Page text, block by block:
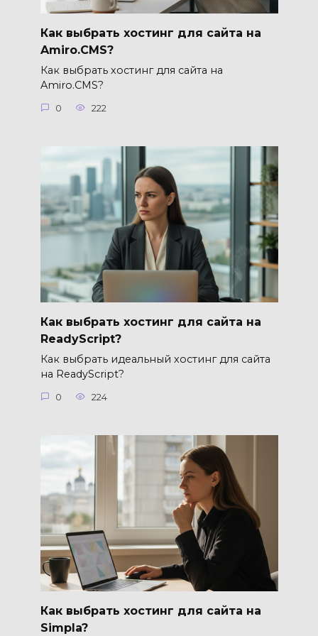
Как выбрать хостинг для сайта на
Amiro.CMS?
Как выбрать хостинг для сайта на
Amiro.CMS?
0 222
Как выбрать хостинг для сайта на
ReadyScript?
Как выбрать идеальный хостинг для сайта
на ReadyScript?
0 224
Как выбрать хостинг для сайта на
Simpla?